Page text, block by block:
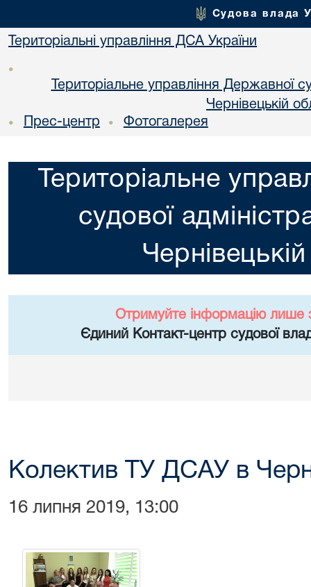
Судова влада
Територіальні управління ДСА України
•
Територіальне управління Державної
Чернiвецькій
• Прес-центр • Фотогалерея
Територіальне
судової
Отримуйте інформацію лише
Єдиний Контакт-центр судової
Колектив ТУ ДСАУ в
16 липня 2019, 13:00